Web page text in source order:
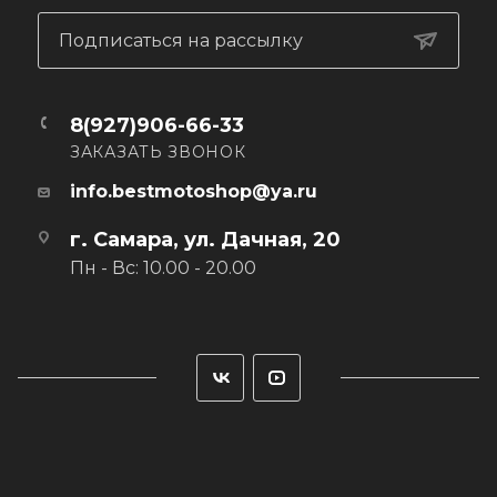
г. Самара, ул. Дачная, 20
Пн - Вс: 10.00 - 20.00
Подписаться на рассылку
8(927)906-66-33
ЗАКАЗАТЬ ЗВОНОК
info.bestmotoshop@ya.ru